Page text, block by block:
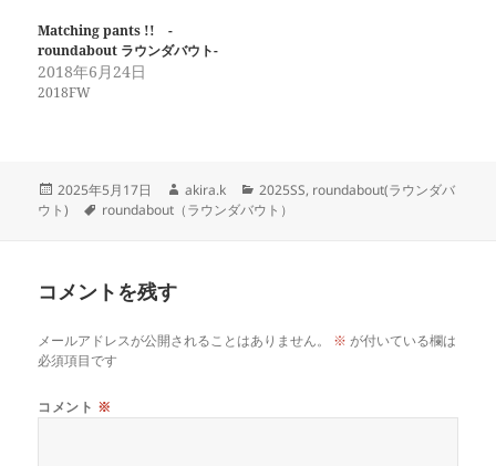
Matching pants !! -
roundabout ラウンダバウト-
2018年6月24日
2018FW
投
稿
2025年5月17日
作
成
akira.k
カ
テ
2025SS, roundabout(ラウンダバ
ウト)
タ
roundabout（ラウンダバウト）
コメントを残す
メールアドレスが公開されることはありません。 ※ が付いている欄は
必須項目です
コメント ※